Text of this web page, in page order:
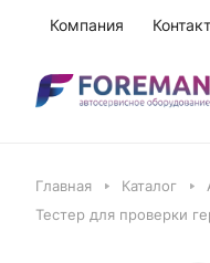
Компания
Главная Каталог
Тестер для проверки